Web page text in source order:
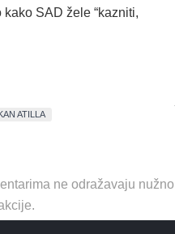
kako SAD žele “kazniti,
ATILLA
ne odražavaju nužno